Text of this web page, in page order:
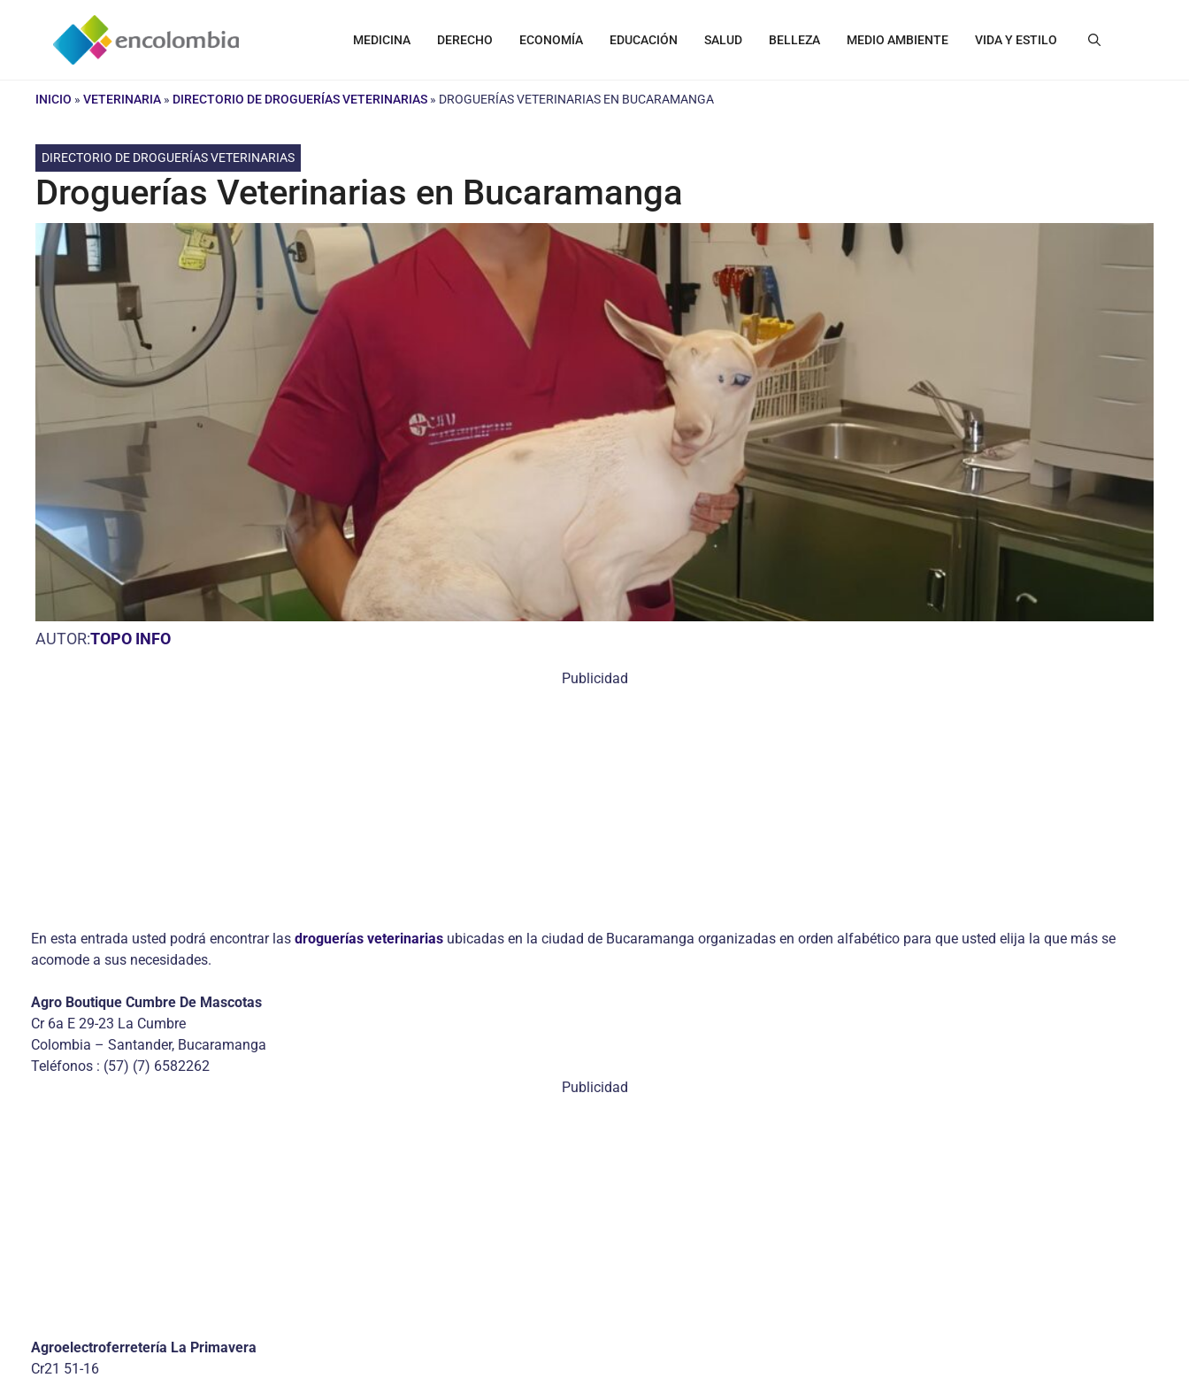
contenido
MEDICINA DERECHO ECONOMÍA EDUCACIÓN SALUD BELLEZA MEDIO AMBIENTE VIDA Y ESTILO
INICIO » VETERINARIA » DIRECTORIO DE DROGUERÍAS VETERINARIAS » DROGUERÍAS VETERINARIAS EN BUCARAMANGA
DIRECTORIO DE DROGUERÍAS VETERINARIAS
Droguerías Veterinarias en Bucaramanga
AUTOR:TOPO INFO
Publicidad
En esta entrada usted podrá encontrar las droguerías veterinarias ubicadas en la ciudad de Bucaramanga organizadas en orden alfabético para que usted elija la que más se
acomode a sus necesidades.
Agro Boutique Cumbre De Mascotas
Cr 6a E 29-23 La Cumbre
Colombia – Santander, Bucaramanga
Teléfonos : (57) (7) 6582262
Publicidad
Agroelectroferretería La Primavera
Cr21 51-16